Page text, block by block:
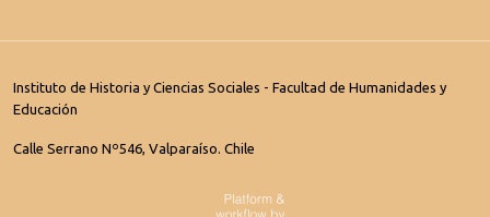
Instituto de Historia y Ciencias Sociales - Facultad de Humanidades y
Educación
Calle Serrano Nº546, Valparaíso. Chile